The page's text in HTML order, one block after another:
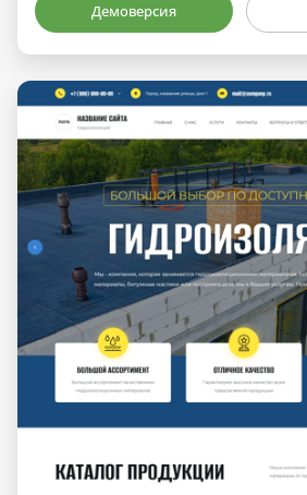
Демоверсия